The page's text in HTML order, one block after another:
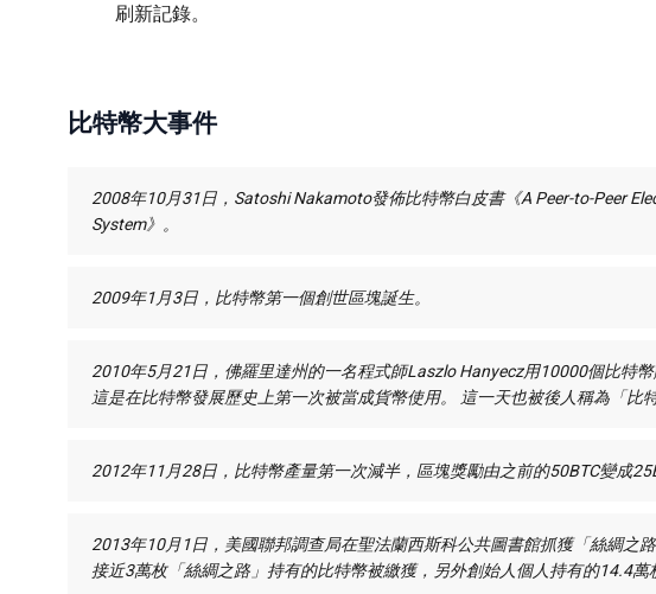
刷新記錄。
比特幣大事件
2008年10月31日，Satoshi Nakamoto發佈比特幣白皮書《A Peer-to-Peer
System》。
2009年1月3日，比特幣第一個創世區塊誕生。
2010年5月21日，佛羅里達州的一名程式師Laszlo Hanyecz用10000個比特幣
這是在比特幣發展歷史上第一次被當成貨幣使用。 這一天也被後人稱為「比
2012年11月28日，比特幣產量第一次減半，區塊獎勵由之前的50BTC變成
2013年10月1日，美國聯邦調查局在聖法蘭西斯科公共圖書館抓獲「絲綢之
接近3萬枚「絲綢之路」持有的比特幣被繳獲，另外創始人個人持有的14.4萬